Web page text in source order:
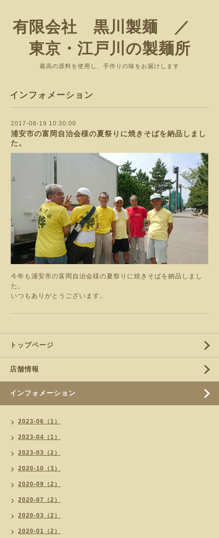
有限会社 黒川製麺 ／
東京・江戸川の製麺所
最高の原料を使用し、手作りの味をお届けします
インフォメーション
2017-08-19 10:30:00
浦安市の富岡自治会様の夏祭りに焼きそばを納品しまし
た。
今年も浦安市の富岡自治会様の夏祭りに焼きそばを納品しまし
た。
いつもありがとうございます。
トップページ
店舗情報
インフォメーション
2023-06（1）
2023-04（1）
2023-03（2）
2020-10（3）
2020-09（2）
2020-07（2）
2020-03（2）
2020-01（2）